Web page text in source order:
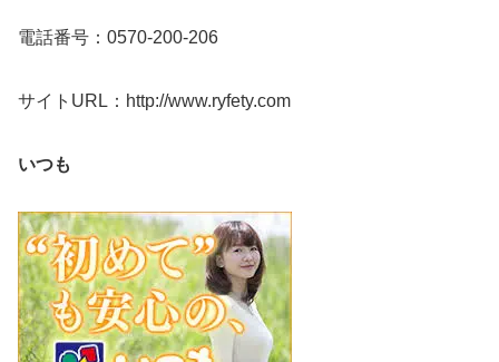
電話番号：0570-200-206
サイトURL：http://www.ryfety.com
いつも